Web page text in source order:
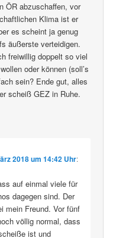
ÖR abzuschaffen, vor
Klima ist er
es scheint ja genug
äußerste verteidigen.
freiwillig doppelt so viel
oder können (soll’s
sein? Ende gut, alles
scheiß GEZ in Ruhe.
2018 um 14:42 Uhr:
auf einmal viele für
dagegen sind. Der
mein Freund. Vor fünf
völlig normal, dass
ist und